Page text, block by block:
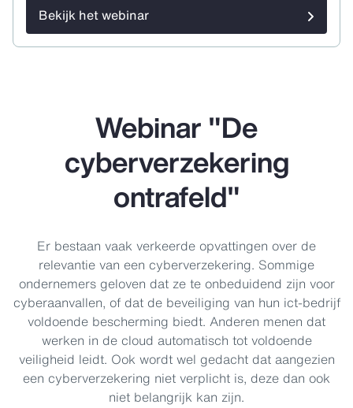
Bekijk het webinar
Webinar "De
cyberverzekering
ontrafeld"
Er bestaan vaak verkeerde opvattingen over de
relevantie van een cyberverzekering. Sommige
ondernemers geloven dat ze te onbeduidend zijn voor
cyberaanvallen, of dat de beveiliging van hun ict-bedrijf
voldoende bescherming biedt. Anderen menen dat
werken in de cloud automatisch tot voldoende
veiligheid leidt. Ook wordt wel gedacht dat aangezien
een cyberverzekering niet verplicht is, deze dan ook
niet belangrijk kan zijn.